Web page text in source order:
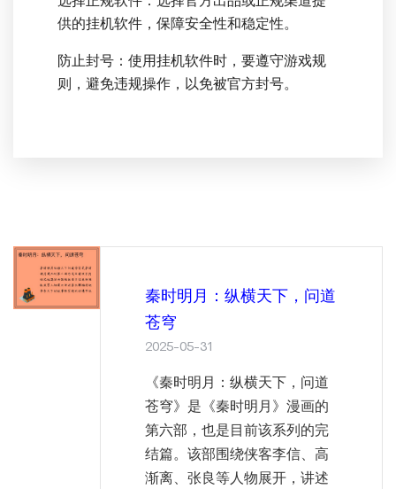
供的挂机软件，保障安全性和稳定性。
防止封号：使用挂机软件时，要遵守游戏规
则，避免违规操作，以免被官方封号。
秦时明月：纵横天下，问道
苍穹
2025-05-31
《秦时明月：纵横天下，问道
苍穹》是《秦时明月》漫画的
第六部，也是目前该系列的完
结篇。该部围绕侠客李信、高
渐离、张良等人物展开，讲述